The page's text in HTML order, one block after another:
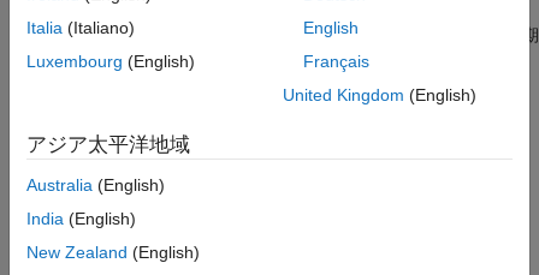
の最初の
つのタイム ステップで
になります。
期
間内でObs が観測されたため、 Outはtrueになります。
Out は true のままになります。
Obsが複数回発生しても、出力には影響しません。
Italia (Italiano)
Luxembourg (English)
English
Français
United Kingdom (English)
アジア太平洋地域
Australia (English)
India (English)
New Zealand (English)